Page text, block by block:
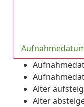
Alter
Alter